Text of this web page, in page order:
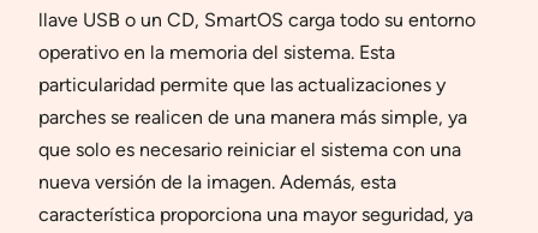
llave USB o un CD, SmartOS carga todo su entorno
operativo en la memoria del sistema. Esta
particularidad permite que las actualizaciones y
parches se realicen de una manera más simple, ya
que solo es necesario reiniciar el sistema con una
nueva versión de la imagen. Además, esta
característica proporciona una mayor seguridad, ya